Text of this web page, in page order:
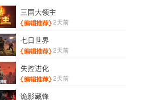
三国大领主
2天前
七日世界
2天前
失控进化
2天前
诡影藏锋